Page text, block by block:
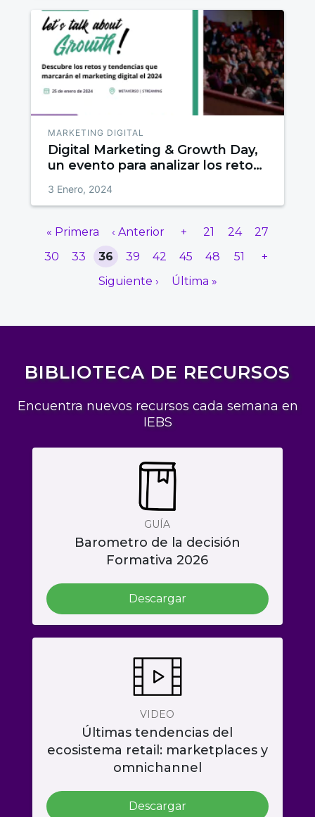
MARKETING DIGITAL
Digital Marketing & Growth Day,
un evento para analizar los retos
el sector en 2024
3 Enero, 2024
« Primera ‹ Anterior + 21 24
27
30
33 36 39 42 45 48 51
+
Siguiente ›
Última »
BIBLIOTECA DE RECURSOS
Encuentra nuevos recursos cada semana en
IEBS
GUÍA
Barometro de la decisión
Formativa 2026
Descargar
VIDEO
Últimas tendencias del
ecosistema retail: marketplaces y
omnichannel
Descargar